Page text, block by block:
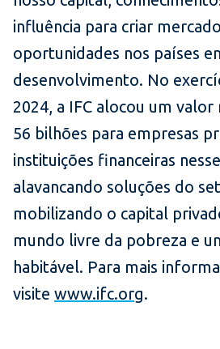
influência para criar
oportunidades nos países
desenvolvimento. No
2024, a IFC alocou um valor
56 bilhões para empresas
instituições financeiras
alavancando soluções do
mobilizando o capital
mundo livre da pobreza e
habitável. Para mais
visite www.ifc.org.